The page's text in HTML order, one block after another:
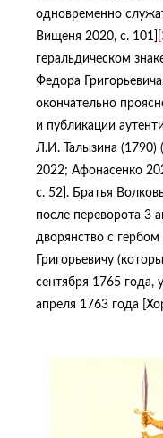
одновременно
Вищеня 2020, с. 101]
геральдическом
Федора
окончательно
и публикации
Л.И. Талызина (1790)
2022; Афонасенко
с. 52]. Братья
после переворота 3
дворянство с
Григорьевичу
сентября 1765 года,
апреля 1763 года